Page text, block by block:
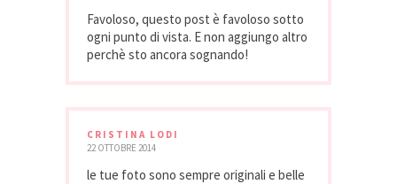
Favoloso, questo post è favoloso sotto
ogni punto di vista. E non aggiungo altro
perchè sto ancora sognando!
CRISTINA LODI
22 OTTOBRE 2014
le tue foto sono sempre originali e belle